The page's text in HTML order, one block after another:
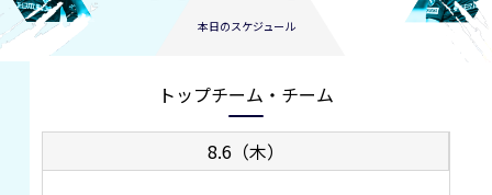
本日のスケジュール
トップチーム・チーム
8.6（木）